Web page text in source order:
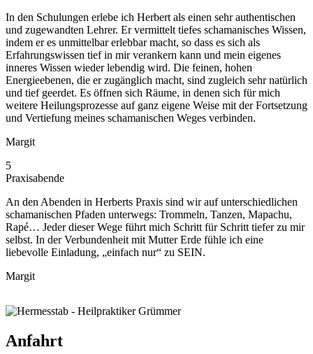
In den Schulungen erlebe ich Herbert als einen sehr authentischen
und zugewandten Lehrer. Er vermittelt tiefes schamanisches Wissen,
indem er es unmittelbar erlebbar macht, so dass es sich als
Erfahrungswissen tief in mir verankern kann und mein eigenes
inneres Wissen wieder lebendig wird. Die feinen, hohen
Energieebenen, die er zugänglich macht, sind zugleich sehr natürlich
und tief geerdet. Es öffnen sich Räume, in denen sich für mich
weitere Heilungsprozesse auf ganz eigene Weise mit der Fortsetzung
und Vertiefung meines schamanischen Weges verbinden.
Margit
5
Praxisabende
An den Abenden in Herberts Praxis sind wir auf unterschiedlichen
schamanischen Pfaden unterwegs: Trommeln, Tanzen, Mapachu,
Rapé… Jeder dieser Wege führt mich Schritt für Schritt tiefer zu mir
selbst. In der Verbundenheit mit Mutter Erde fühle ich eine
liebevolle Einladung, „einfach nur“ zu SEIN.
Margit
Anfahrt